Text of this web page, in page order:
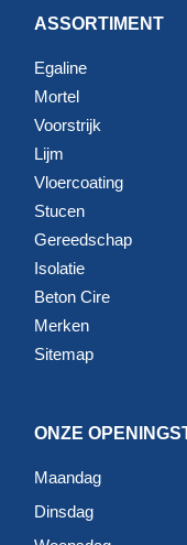
ASSORTIMENT
Egaline
Mortel
Voorstrijk
Lijm
Vloercoating
Stucen
Gereedschap
Isolatie
Beton Cire
Merken
Sitemap
ONZE
Maandag
Dinsdag